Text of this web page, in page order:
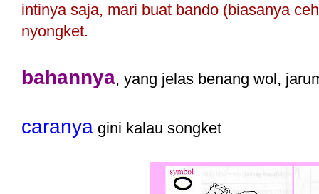
intinya saja, mari buat bando (biasanya
nyongket.
bahannya, yang jelas benang wol,
caranya gini kalau songket